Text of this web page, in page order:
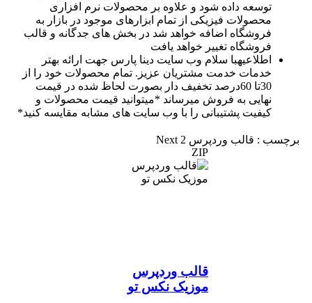
توسعه داده شود و علاوه بر محصولات نرم افزاری
محصولات فیزیکی از تمام ابزارهای موجود در بازار به
فروشگاه اضافه خواهد شد در بخش های جدگانه و قالب
فروشگاه تغییر خواهد یافت
اطلاعیهبا سلام وب سایت دینا پارس جهت ارائه بهتر
خدمات خدمت مشتریان عزیز. تمام محصولات خود را از
30تا 60درصد تخفیف دار بصورت لحاظ شده در قیمت
نهایی به فروش میرساند *میتوانید قیمت محصولات و
کیفیت پشتیبانی را با وب سایت های مشابه مقایسه کنید*
برچسب : قالب وردپرس Next 2
ZIP
قالب وردپرس
موزیک نکس تو